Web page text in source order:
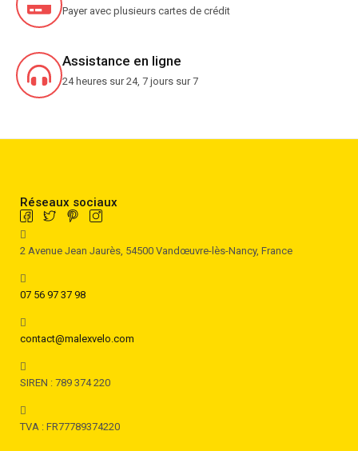
Payer avec plusieurs cartes de crédit
Assistance en ligne
24 heures sur 24, 7 jours sur 7
Réseaux sociaux
2 Avenue Jean Jaurès, 54500 Vandœuvre-lès-Nancy, France
07 56 97 37 98
contact@malexvelo.com
SIREN : 789 374 220
TVA : FR77789374220